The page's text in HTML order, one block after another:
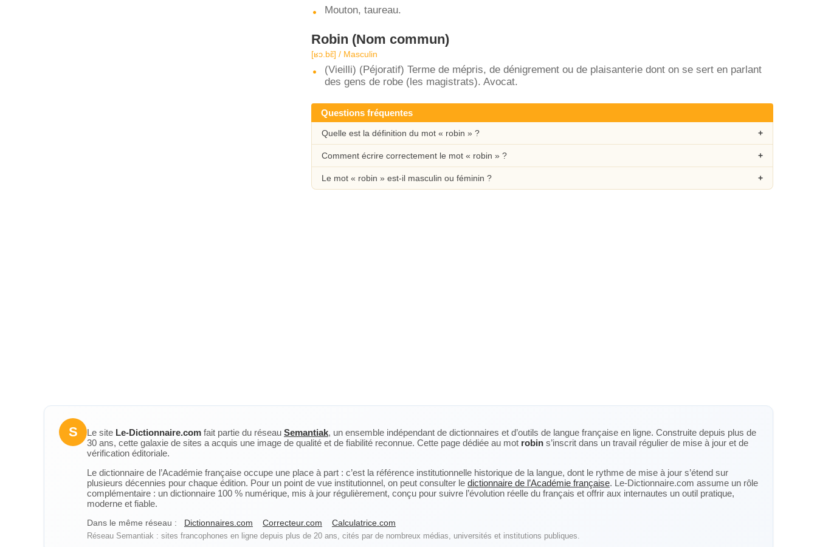
Mouton, taureau.
Robin (Nom commun)
[ʁɔ.bɛ̃] / Masculin
(Vieilli) (Péjoratif) Terme de mépris, de dénigrement ou de plaisanterie dont on se sert en parlant
des gens de robe (les magistrats). Avocat.
Questions fréquentes
Quelle est la définition du mot « robin » ?
Comment écrire correctement le mot « robin » ?
Le mot « robin » est-il masculin ou féminin ?
S Le site Le-Dictionnaire.com fait partie du réseau Semantiak, un ensemble indépendant de dictionnaires et d’outils de langue française en ligne. Construite depuis plus de
30 ans, cette galaxie de sites a acquis une image de qualité et de fiabilité reconnue. Cette page dédiée au mot robin s’inscrit dans un travail régulier de mise à jour et de
vérification éditoriale.
Le dictionnaire de l’Académie française occupe une place à part : c’est la référence institutionnelle historique de la langue, dont le rythme de mise à jour s’étend sur
plusieurs décennies pour chaque édition. Pour un point de vue institutionnel, on peut consulter le dictionnaire de l’Académie française. Le-Dictionnaire.com assume un rôle
complémentaire : un dictionnaire 100 % numérique, mis à jour régulièrement, conçu pour suivre l’évolution réelle du français et offrir aux internautes un outil pratique,
moderne et fiable.
Dans le même réseau : Dictionnaires.com Correcteur.com Calculatrice.com
Réseau Semantiak : sites francophones en ligne depuis plus de 20 ans, cités par de nombreux médias, universités et institutions publiques.